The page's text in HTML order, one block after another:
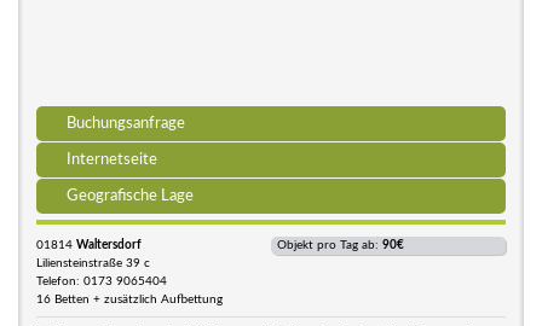
Buchungsanfrage
Internetseite
Geografische Lage
01814 Waltersdorf
Liliensteinstraße 39 c
Telefon: 0173 9065404
16 Betten + zusätzlich Aufbettung
Objekt pro Tag ab: 90€